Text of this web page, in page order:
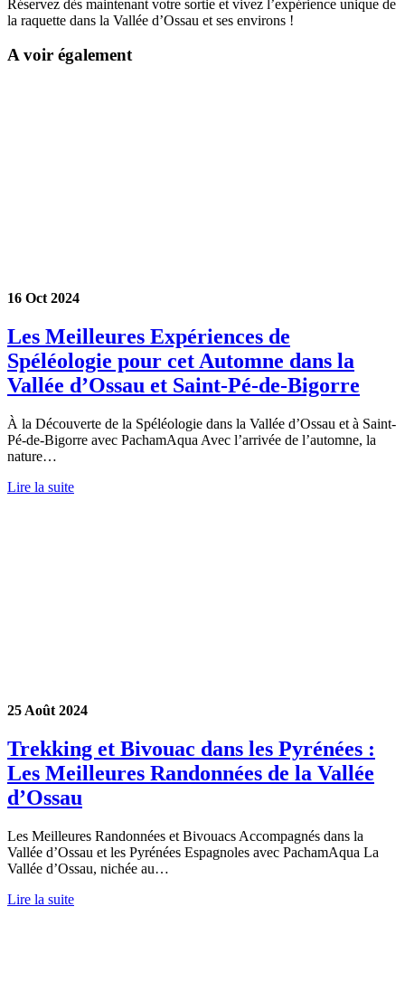
Réservez dès maintenant votre sortie et vivez l’expérience unique de
la raquette dans la Vallée d’Ossau et ses environs !
A voir également
16 Oct 2024
Les Meilleures Expériences de
Spéléologie pour cet Automne dans la
Vallée d’Ossau et Saint-Pé-de-Bigorre
À la Découverte de la Spéléologie dans la Vallée d’Ossau et à Saint-
Pé-de-Bigorre avec PachamAqua Avec l’arrivée de l’automne, la
nature…
Lire la suite
25 Août 2024
Trekking et Bivouac dans les Pyrénées :
Les Meilleures Randonnées de la Vallée
d’Ossau
Les Meilleures Randonnées et Bivouacs Accompagnés dans la
Vallée d’Ossau et les Pyrénées Espagnoles avec PachamAqua La
Vallée d’Ossau, nichée au…
Lire la suite